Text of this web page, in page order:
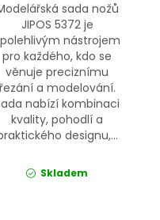
sada nožů
JIPOS 5372 je
nástrojem
pro každého, kdo se
věnuje preciznímu
řezání a modelování.
nabízí kombinaci
kvality, pohodlí a
designu,...
Skladem